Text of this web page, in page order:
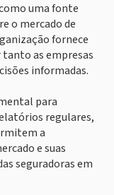
uma fonte
o mercado de
fornece
as empresas
informadas.
para
regulares,
a
e suas
seguradoras em